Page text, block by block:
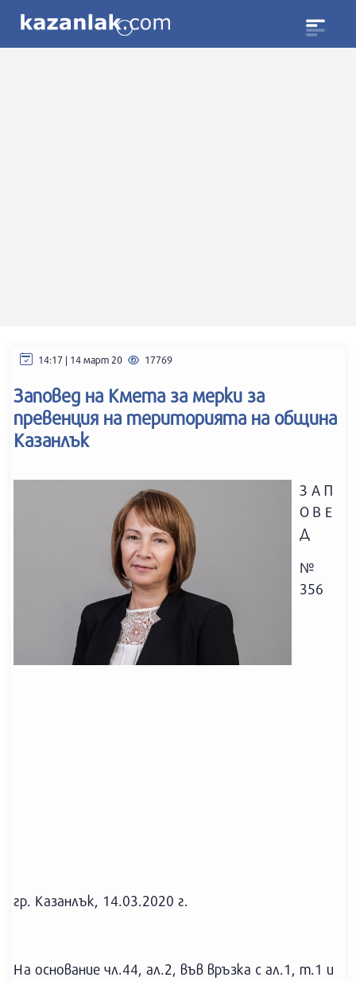
14:17 | 14 март 20 17769
Заповед на Кмета за мерки за
превенция на територията на община
Казанлък
З А П
О В Е
Д
№
356
гр. Казанлък, 14.03.2020 г.
На основание чл.44, ал.2, във връзка с ал.1, т.1 и